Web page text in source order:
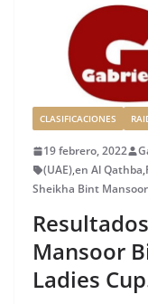
CLASIFICACIONES
19 febrero, 2022
(UAE),en Al Qathba,
Sheikha Bint
Mansoor
Ladies